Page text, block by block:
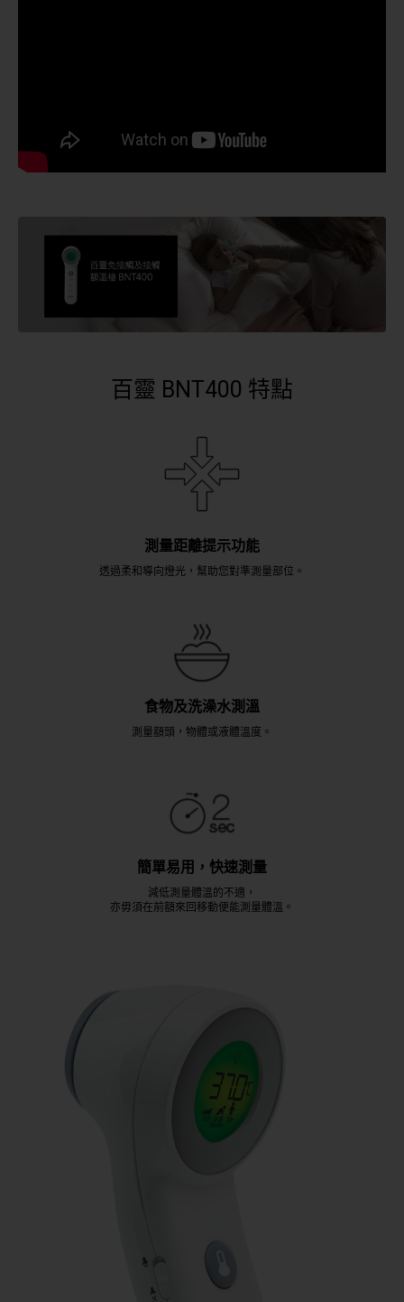
百靈 BNT400 特點
測量距離提示功能
透過柔和導向燈光，幫助您對準測量部位。
食物及洗澡水測溫
測量額頭，物體或液體溫度。
簡單易用，快速測量
減低測量體溫的不適，
亦毋須在前額來回移動便能測量體溫。